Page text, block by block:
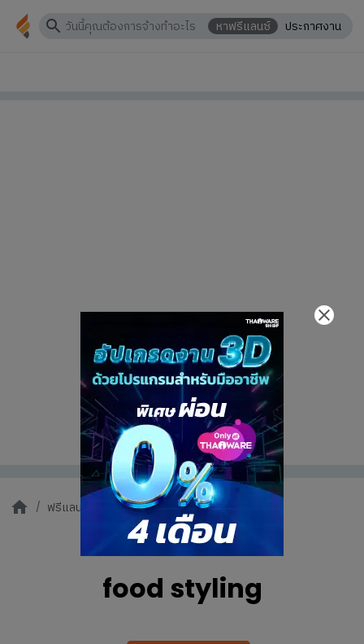
หาฟรีแลนซ์ ประกาศงาน
ฟรีแลนซ์ทั้งหมด food styling
food styling